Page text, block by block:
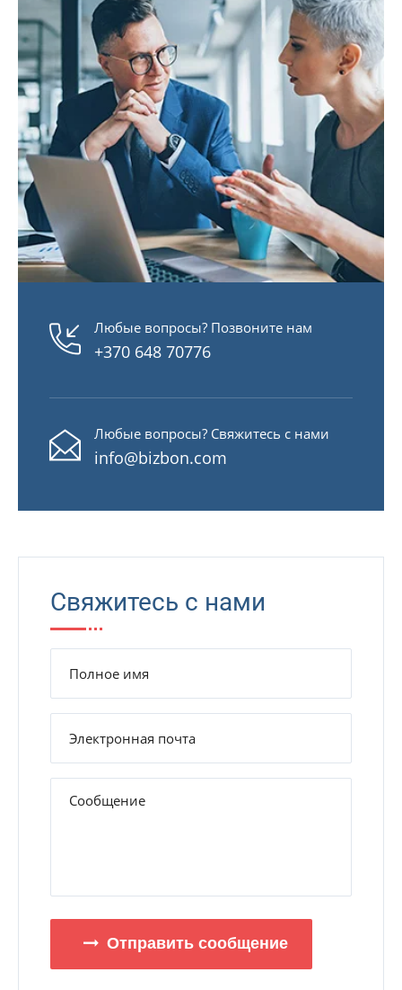
Любые вопросы? Позвоните нам
+370 648 70776
Любые вопросы? Свяжитесь с нами
info@bizbon.com
Свяжитесь с нами
Отправить сообщение